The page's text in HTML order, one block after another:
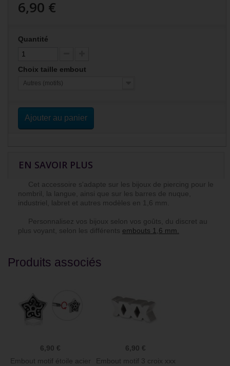
6,90 €
Quantité
Choix taille embout
Autres (motifs)
Ajouter au panier
EN SAVOIR PLUS
Cet accessoire s'adapte sur les bijoux de piercing pour le
nombril, la langue, ainsi que sur les barres de nuque,
industriel, labret et autres modèles en 1,6 mm.
Personnalisez vos bijoux selon vos goûts, du discret au
plus voyant, selon les différents embouts 1,6 mm.
Produits associés
6,90 €
Embout motif étoile acier
6,90 €
Embout motif 3 croix xxx